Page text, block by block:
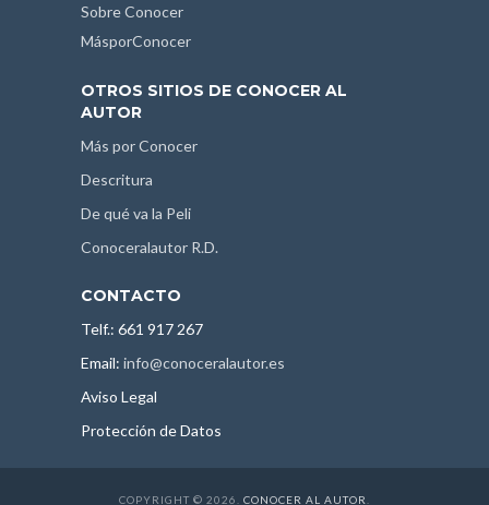
Sobre Conocer
MásporConocer
OTROS SITIOS DE CONOCER AL
AUTOR
Más por Conocer
Descritura
De qué va la Peli
Conoceralautor R.D.
CONTACTO
Telf.: 661 917 267
Email: info@conoceralautor.es
Aviso Legal
Protección de Datos
COPYRIGHT © 2026. CONOCER AL AUTOR